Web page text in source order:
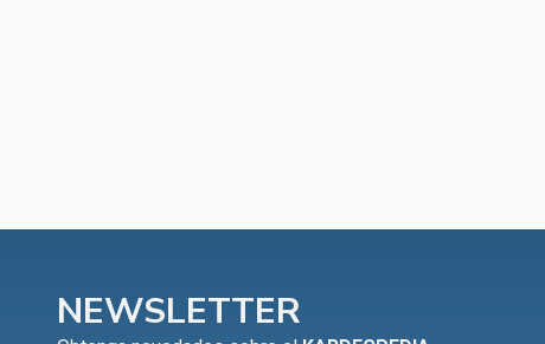
NEWSLETTER